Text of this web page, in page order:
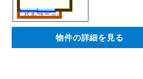
物件の詳細を見る